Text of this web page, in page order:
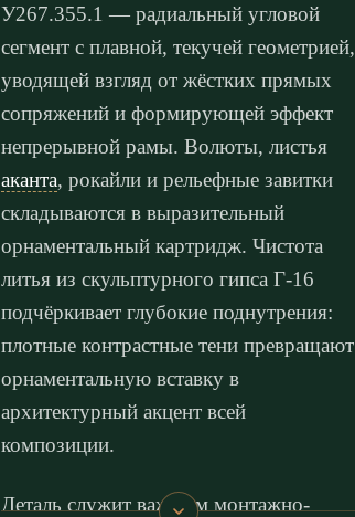
У267.355.1 — радиальный угловой
сегмент с плавной, текучей геометрией,
уводящей взгляд от жёстких прямых
сопряжений и формирующей эффект
непрерывной рамы. Волюты, листья
аканта, рокайли и рельефные завитки
складываются в выразительный
орнаментальный картридж. Чистота
литья из скульптурного гипса Г-16
подчёркивает глубокие поднутрения:
плотные контрастные тени превращают
орнаментальную вставку в
архитектурный акцент всей
композиции.
Деталь служит важным монтажно-